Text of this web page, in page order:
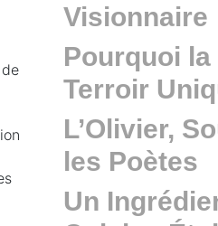
Visionnaire
Pourquoi la
Terroir
L’Olivier,
les Poètes
Un